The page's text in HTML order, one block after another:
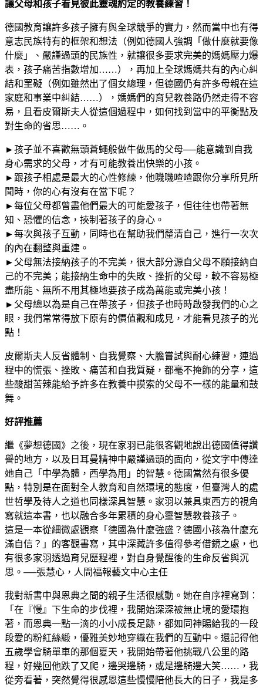
讓父母和孩子看見彼此靈魂約定的教養練習！
德國教育讓許多孩子擁有與全球競爭的實力，然而當中也有得
意志民族特有的框架和想法（例如德國人強調「做什麼就要像
什麼」、嚴謹過頭的民族性，就讓很多要求完美的媽媽壓力爆
表，孩子痛苦指數增加……），再加上全球媽媽共有的內心糾
結和罣礙（例如雖然出了個女總理，但德國仍有許多母親在這
家庭和事業中糾結……），媽媽們的育兒教養路仍然走得不容
易，且看皮爾斯夫人從這個過程中，如何找到當中的平衡點及
對生命的省思……。
►孩子並不喜歡無頭蒼蠅般做牛做馬的父母──能意識到自我
身心需求的父母，才有可能教養出快樂的小孩。
►跟孩子相處是最大的心性修練，他嘰嘰喳喳跟你分享所見所
聞時，你的心有沒有在當下呢？
►每位父母都曾盡他們最大的可能愛孩子，但往往也帶著無
知、恐懼的信念，挾制著孩子的身心。
►每次與孩子互動，同時也在幫助我們釐清自己，進行一次次
的內在翻整與重建。
►父母無法接納孩子的不完美，很大部分源自父母不願接納自
己的不完美；能接納生命中的失敗、挫折的父母，較不容易極
盡所能、無所不用其極地要孩子成為萬能或完美小孩！
►父母總以為是自己在帶孩子，但孩子也時時啟發我們的心之
眼，我們常常得放下原有的價值觀和成見，才能看見孩子的光
點！
皮爾斯夫人反省體制、自我覺察、大膽嘗試與耐心練習，連過
程中的慌張、挫敗、痛苦和自我質疑，都毫不掩飾的分享，這
些酸甜苦辣能給予許多在教養中摸索的父母不一樣的能量和鼓
舞。
好評推薦
繼《夢想德國》之後，現在家羽已能很客觀地說出德國值得讚
譽的地方，以及日耳曼精神中嚴謹過頭的面向，從文字中傳達
她自己「中學為體，西學為用」的智慧。德國當然有很多優
點，特別是在面對全人教育和自然環境的態度，但臺灣人的處
世哲學及待人之道也同樣深具智慧。家羽以兼具東西方的視角
寫就這本書，也以融合多年累積的身心靈智慧教養孩子。
這是一本從細微處觀察「德國為什麼強盛？德國小孩為什麼充
滿自信？」的客觀書寫，其中深藏許多值得參考借鏡之處，也
有很多家羽透過育兒歷程裡，對自身覺醒後的生命反省與沉
思。──張慧心，人間福報藝文中心主任
我對新書中與恩典之間的親子生活很感動。她在自序裡寫到：
「在『慢』下生命的步伐裡，我開始深深被無止境的愛環抱
著，而恩典一點一滴的小小成長足跡，都如同神賜給我的一段
段愛的粉紅絲緞，優雅美妙地穿織在我們的互動中。還記得他
五歲學會騎單車的那個夏天，我開始帶著他挑戰八公里的路
程，好幾回他跌了又爬，邊哭邊騎，或是邊騎邊大笑……，我
從旁看著，突然覺得很感恩這些慢慢陪他長大的日子，我是多